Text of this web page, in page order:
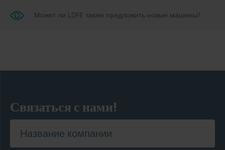
Может ли LDFE также предложить новые машины?
Связаться с нами!
Название компании